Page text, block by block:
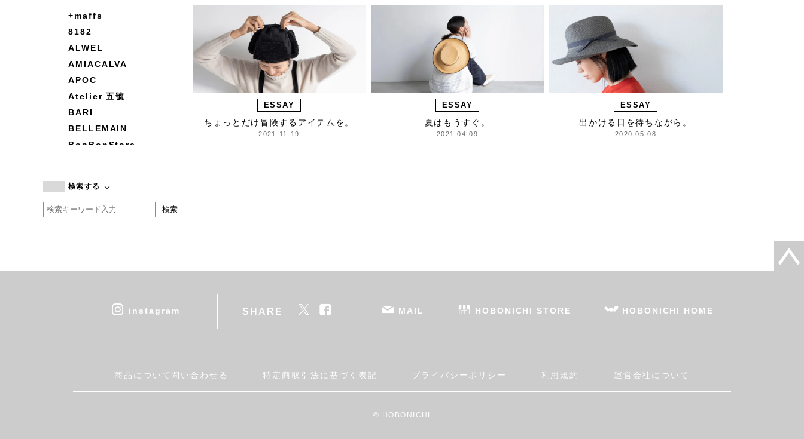
+maffs
8182
ALWEL
AMIACALVA
APOC
Atelier 五號
BARI
BELLEMAIN
BonBonStore
by basics
CATWORTH
cohan
DEAN & DELUCA
Fatima Morocco
検索する
ESSAY
ちょっとだけ冒険するアイテムを。
2021-11-19
ESSAY
夏はもうすぐ。
2021-04-09
ESSAY
出かける日を待ちながら。
2020-05-08
instagram SHARE MAIL HOBONICHI STORE HOBONICHI HOME
商品について問い合わせる 特定商取引法に基づく表記 プライバシーポリシー 利用規約 運営会社について
© HOBONICHI